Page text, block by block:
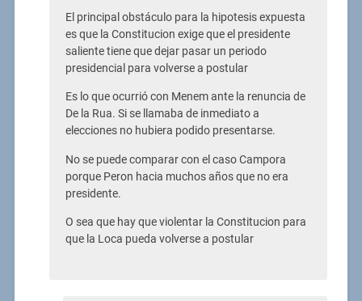
El principal obstáculo para la hipotesis expuesta
es que la Constitucion exige que el presidente
saliente tiene que dejar pasar un periodo
presidencial para volverse a postular
Es lo que ocurrió con Menem ante la renuncia de
De la Rua. Si se llamaba de inmediato a
elecciones no hubiera podido presentarse.
No se puede comparar con el caso Campora
porque Peron hacia muchos años que no era
presidente.
O sea que hay que violentar la Constitucion para
que la Loca pueda volverse a postular